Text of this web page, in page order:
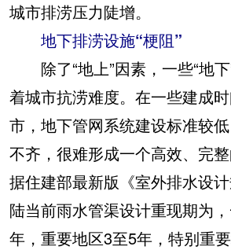
城市排涝压力陡增。
地下排涝设施“梗阻”
除了“地上”因素，一些“地下
着城市抗涝难度。在一些建成
市，地下管网系统建设标准较
不齐，很难形成一个高效、完
据住建部最新版《室外排水设
陆当前雨水管渠设计重现期为
年，重要地区3至5年，特别重